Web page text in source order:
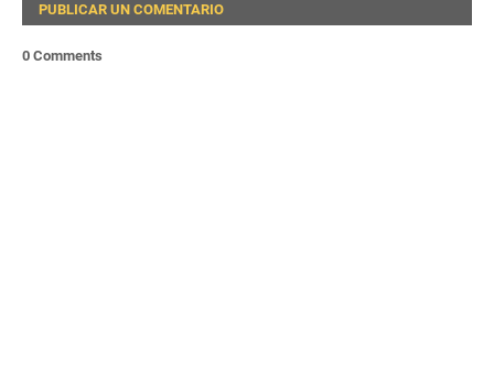
PUBLICAR UN COMENTARIO
0 Comments